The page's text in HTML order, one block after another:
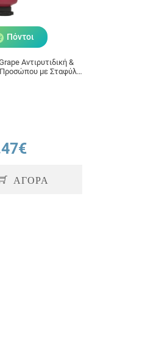
Πόντοι
Αντιρυτιδική &
με Σταφύλι
ΑΓΟΡΑ